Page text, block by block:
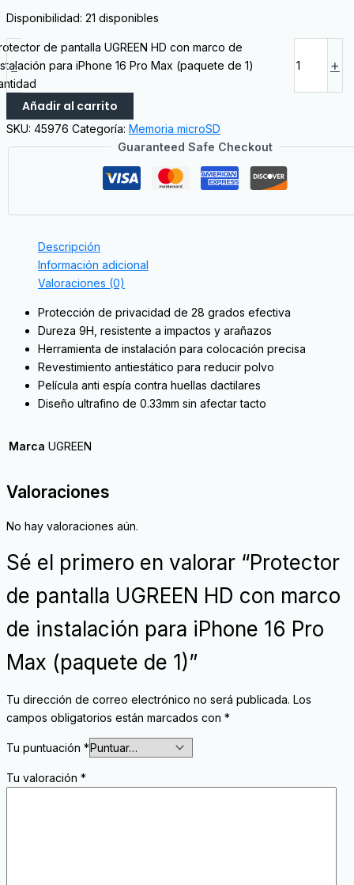
Disponibilidad: 21 disponibles
-
de pantalla UGREEN HD con marco de
para iPhone 16 Pro Max (paquete de 1)
+
Añadir al carrito
SKU: 45976 Categoría: Memoria microSD
Guaranteed Safe Checkout
Descripción
Información adicional
Valoraciones (0)
Protección de privacidad de 28 grados efectiva
Dureza 9H, resistente a impactos y arañazos
Herramienta de instalación para colocación precisa
Revestimiento antiestático para reducir polvo
Película anti espía contra huellas dactilares
Diseño ultrafino de 0.33mm sin afectar tacto
Marca UGREEN
Valoraciones
No hay valoraciones aún.
Sé el primero en valorar “Protector
de pantalla UGREEN HD con marco
de instalación para iPhone 16 Pro
Max (paquete de 1)”
Tu dirección de correo electrónico no será publicada. Los
campos obligatorios están marcados con *
Tu puntuación *
Tu valoración *